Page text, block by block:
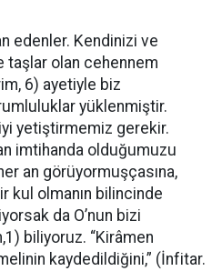
edenler. Kendinizi ve
taşlar olan cehennem
6) ayetiyle biz
yüklenmiştir.
yetiştirmemiz gerekir.
imtihanda olduğumuzu
an görüyormuşçasına,
kul olmanın bilincinde
da O’nun bizi
biliyoruz. “Kirâmen
kaydedildiğini,” (İnfitar.